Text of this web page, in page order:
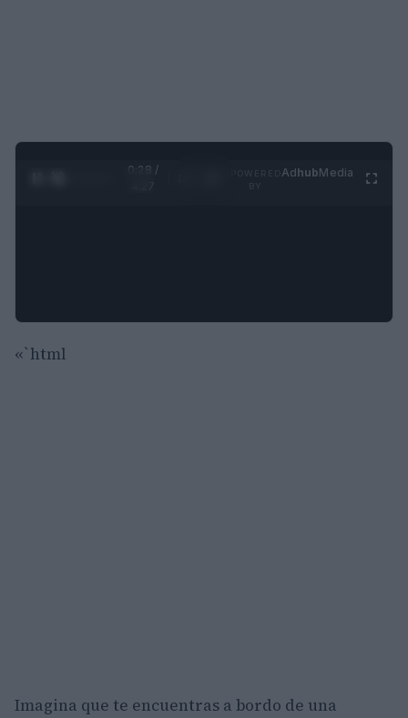
0:29 /
AdhubMedia
«`html
Imagina que te encuentras a bordo de una